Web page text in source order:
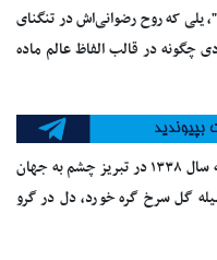
یلی که روح رضوانی‌اش در تنگنای
چگونه در قالب الفاظ عالم ماده
چگونه از او سخن گویی؟ به رسم معهود، که به سال ۱۳۳۸ در تبریز چشم به جهان
گل سرخ گره خورد، دل در گرو